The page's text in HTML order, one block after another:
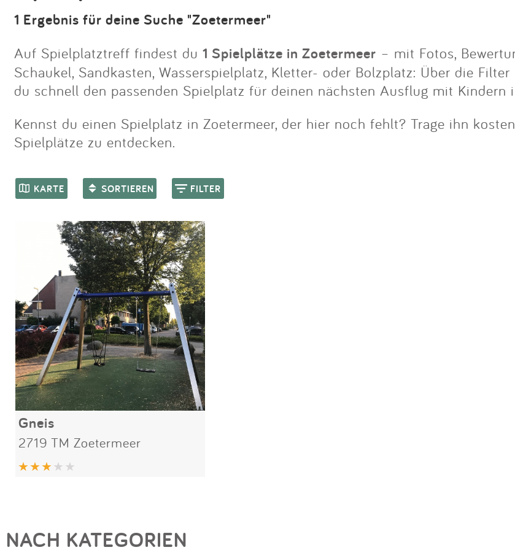
Anmelden
1 Ergebnis für deine Suche "Zoetermeer"
Auf Spielplatztreff findest du 1 Spielplätze in Zoetermeer – mit Fotos,
Schaukel, Sandkasten, Wasserspielplatz, Kletter- oder Bolzplatz: Über die
du schnell den passenden Spielplatz für deinen nächsten Ausflug mit Kindern
Kennst du einen Spielplatz in Zoetermeer, der hier noch fehlt? Trage ihn
Spielplätze zu entdecken.
KARTE SORTIEREN FILTER
Gneis
2719 TM Zoetermeer
NACH KATEGORIEN